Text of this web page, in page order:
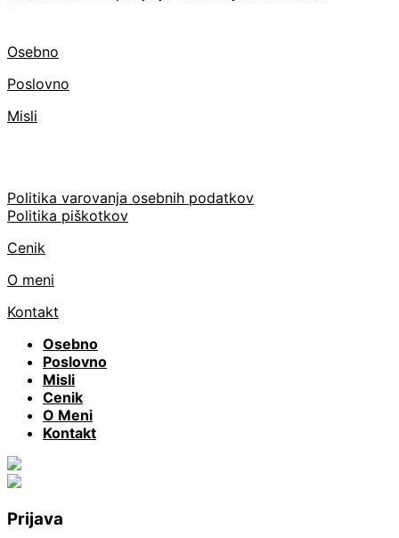
Osebno
Poslovno
Misli
Politika varovanja osebnih podatkov
Politika piškotkov
Cenik
O meni
Kontakt
Osebno
Poslovno
Misli
Cenik
O Meni
Kontakt
Prijava